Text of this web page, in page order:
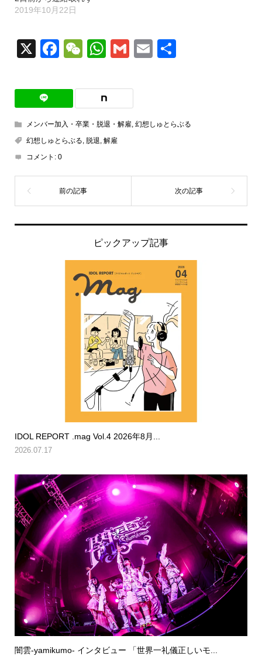
2019年10月22日
X Facebook
WeChat
WhatsApp
GmailEmail
メンバー加入・卒業・脱退・解雇, 幻想しゅとらぶる
幻想しゅとらぶる, 脱退, 解雇
コメント: 0
ピックアップ記事
IDOL REPORT .mag Vol.4 2026年8月...
2026.07.17
闇雲-yamikumo- インタビュー 「世界一礼儀正しいモ...